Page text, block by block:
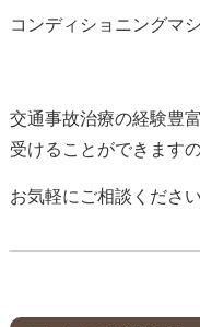
コンディショニングマ
交通事故治療の経験豊
受けることができます
お気軽にご相談くださ